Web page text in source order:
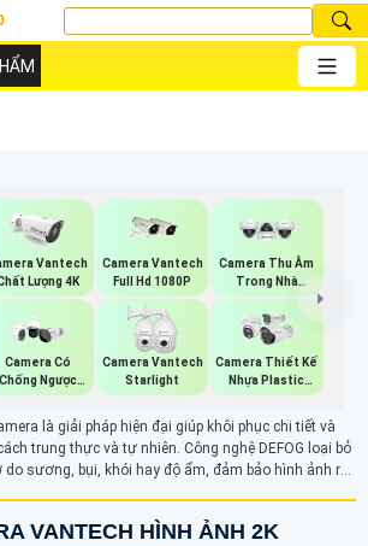
Vantech
Lượng 4K
Camera Vantech
Full Hd 1080P
Camera Thu Âm
Trong Nhà
Vantech
Camera Có
Chống Ngược
Vantech
Camera Vantech
Starlight
Camera Thiết Kế
Nhựa Plastic
Vantech
là giải pháp hiện đại giúp khôi phục chi tiết và
trung thực và tự nhiên. Công nghệ DEFOG loại bỏ
sương, bụi, khói hay độ ẩm, đảm bảo hình ảnh rõ
khắc nghiệt khói bụi , độ ẩm sương mù. Điều này
VANTECH HÌNH ẢNH 2K